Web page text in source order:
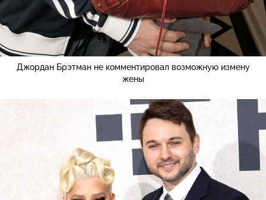
Джордан Брэтман не комментировал возможную измену
жены